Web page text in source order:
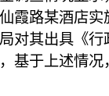
霞路某酒店
对其出具《
基于上述情